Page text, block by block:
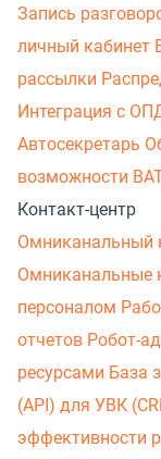
Запись
личный кабинет
рассылки
Интеграция с
Автосекретарь
возможности
Контакт-центр
Омниканальный
Омниканальные
персоналом
отчетов Робот-
ресурсами База
(API) для УВК
эффективности